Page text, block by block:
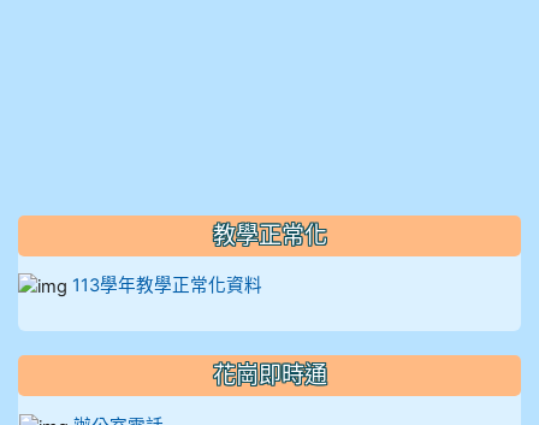
教學正常化
113學年教學正常化資料
花崗即時通